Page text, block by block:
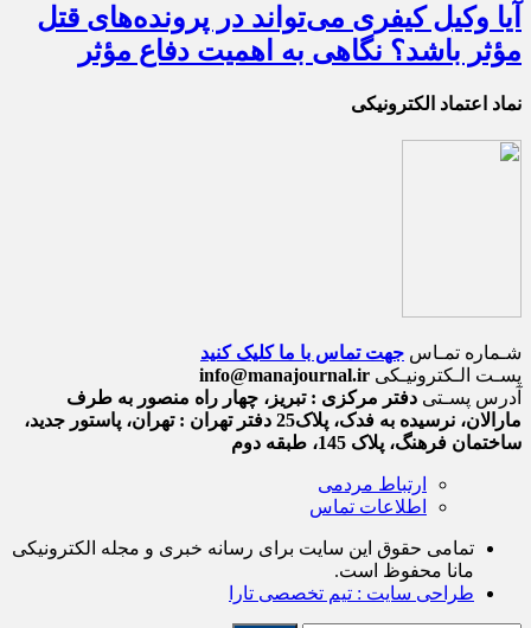
آیا وکیل کیفری می‌تواند در پرونده‌های قتل
مؤثر باشد؟ نگاهی به اهمیت دفاع مؤثر
نماد اعتماد الکترونیکی
شـماره تمـاس جهت تماس با ما کلیک کنید
پسـت الـکترونیـکی info@manajournal.ir
آدرس پسـتی دفتر مرکزی : تبریز، چهار راه منصور به طرف
مارالان، نرسیده به فدک، پلاک25 دفتر تهران : تهران، پاستور جدید،
ساختمان فرهنگ، پلاک 145، طبقه دوم
ارتباط مردمی
اطلاعات تماس
تمامی حقوق این سایت برای رسانه خبری و مجله الکترونیکی
مانا محفوظ است.
طراحی سایت : تیم تخصصی تارا